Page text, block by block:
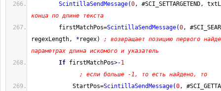
ScintillaSendMessage(0, #SCI_SETTARGETEND,
конца по длине текста
firstMatchPos=ScintillaSendMessage(0,
regexLength, * regex)
; возвращает позицию первого
параметрах длина искомого и указатель
If firstMatchPos>-1
; если больше -1, то есть найдено, то
StartPos=ScintillaSendMessage(0,